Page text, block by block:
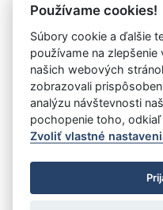
Vystavil:Univerzitná
Úrad vlády SR
- Všetky
Prehlásenie o prístupnosti
Nastavenia cookies
Používame cookies!
Súbory cookie a ďalšie
používame na
našich webových
zobrazovali
analýzu návštevnosti
pochopenie toho,
Zvoliť vlastné